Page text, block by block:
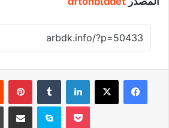
فيسبوك لينكدإن بينتيريست
سكايب